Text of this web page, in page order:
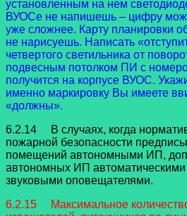
установленным на нем
ВУОСе не напишешь – цифру
уже сложнее. Карту планировки
не нарисуешь. Написать
четвертого светильника от
подвесным потолком ПИ с
получится на корпусе ВУОС.
именно маркировку Вы имеете
«должны».
6.2.14 В случаях, когда
пожарной безопасности
помещений автономными ИП,
автономных ИП
звуковыми оповещателями.
6.2.15 Максимальное